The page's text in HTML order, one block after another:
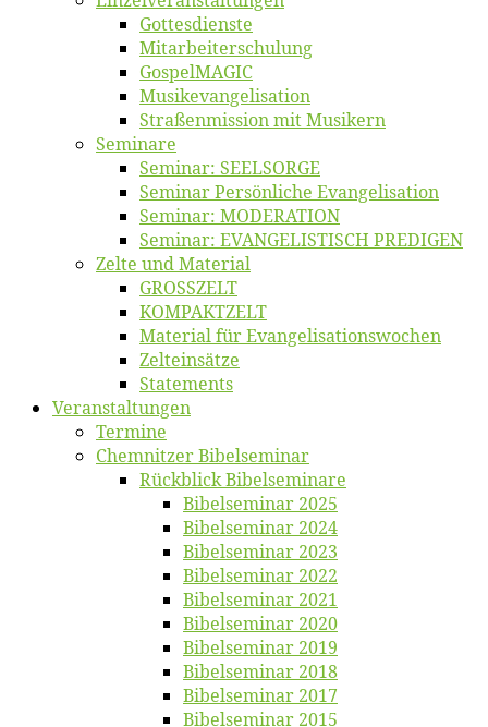
Got­tes­diens­te
Mitarbeiter­schulung
Gos­pel­MA­GIC
Musikevan­ge­li­sa­tion
Straßenmis­sion mit Musikern
Se­mi­na­re
Se­mi­nar: SEELSORGE
Se­mi­nar Per­sön­li­che Evangelisation
Se­mi­nar: MODERATION
Se­mi­nar: EVANGELISTISCH PREDIGEN
Zel­te und Material
GROSSZELT
KOMPAKTZELT
Ma­te­ri­al für Evangelisationswochen
Zelt­ein­sät­ze
State­ments
Ver­an­stal­tun­gen
Ter­mi­ne
Chemnit­zer Bibelseminar
Rück­blick Bibelseminare
Bi­bel­se­mi­nar 2025
Bi­bel­se­mi­nar 2024
Bi­bel­se­mi­nar 2023
Bi­bel­se­mi­nar 2022
Bi­bel­se­mi­nar 2021
Bi­bel­se­mi­nar 2020
Bi­bel­se­mi­nar 2019
Bi­bel­se­mi­nar 2018
Bibelsemi­nar 2017
Bibelsemi­nar 2015